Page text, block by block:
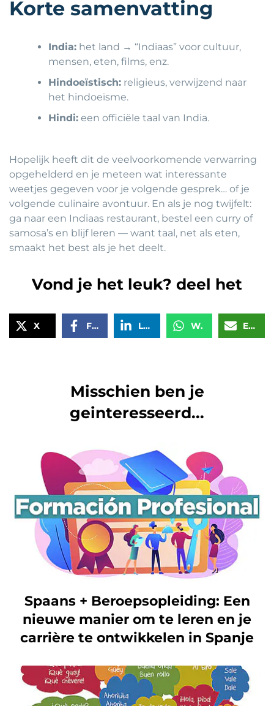
Korte samenvatting
India: het land → “Indiaas” voor cultuur,
mensen, eten, films, enz.
Hindoeïstisch: religieus, verwijzend naar
het hindoeïsme.
Hindi: een officiële taal van India.
Hopelijk heeft dit de veelvoorkomende verwarring
opgehelderd en je meteen wat interessante
weetjes gegeven voor je volgende gesprek… of je
volgende culinaire avontuur. En als je nog twijfelt:
ga naar een Indiaas restaurant, bestel een curry of
samosa’s en blijf leren — want taal, net als eten,
smaakt het best als je het deelt.
Vond je het leuk? deel het
X Facebook LinkedIn WhatsApp Email
Misschien ben je
geinteresseerd...
Spaans + Beroepsopleiding: Een
nieuwe manier om te leren en je
carrière te ontwikkelen in Spanje